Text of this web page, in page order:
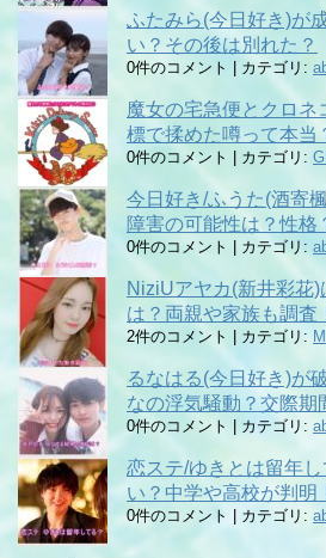
ふたみら(今日好き)が
い？その後は別れた？
0件のコメント カテゴリ:
魔女の宅急便とクロネ
標で揉めた噂って本当
0件のコメント カテゴリ:
今日好き/ふうた(酒寄
障害の可能性は？性格
0件のコメント カテゴリ:
NiziUアヤカ(新井彩花
は？両親や家族も調査
2件のコメント カテゴリ:
るなはる(今日好き)が
なの浮気騒動？交際期
0件のコメント カテゴリ:
恋ステ/ゆきとは留年
い？中学や高校が判明
0件のコメント カテゴリ: